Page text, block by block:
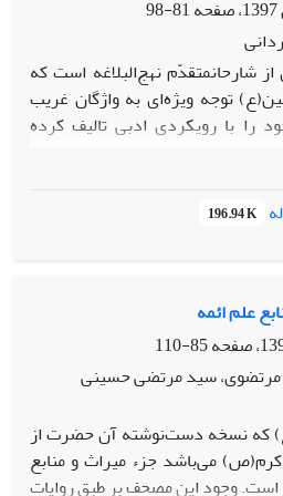
استناد همانند توجه به رویکرد
نگرش جامع به آیات و روایات در
و کارآمد است.
81-98
شارحانمتقدّم نهج‌البلاغه است که
توجه ویژه‌ای به واژگان غریب
را با رویکردی ادبی تالیف کرده
تا به روش توصیفی- تحلیلی، روش
منهاج‌البراعه فی شرح نهج‌البلاغه
حدیث را تبیین نماید و چگونگی
از متون نهج‌البلاغه را نشان
معانی مفردات گاه بااستناد به
چون: گوهر معنایی، فروق
واژگان اضداد، مشترک لفظی، ابدال
توجه نشان داده و به تبیین معنای
است.
196.94 K
علم ائمه
85-110
مرتضوی، سید مرتضی حسینی
که نسخه دست‌نوشته آن حضرت از
اکرم(ص) می‌باشد جزء میراث و منابع
است. وجود این مصحف بر طبق روایات